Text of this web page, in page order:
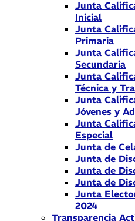
Junta
Inicial
Junta
Primaria
Junta
Secundaria
Junta
Técnica y
Junta
Jóvenes y
Junta
Especial
Junta de
Junta de
Junta de
Junta de
Junta
2024
Transparencia